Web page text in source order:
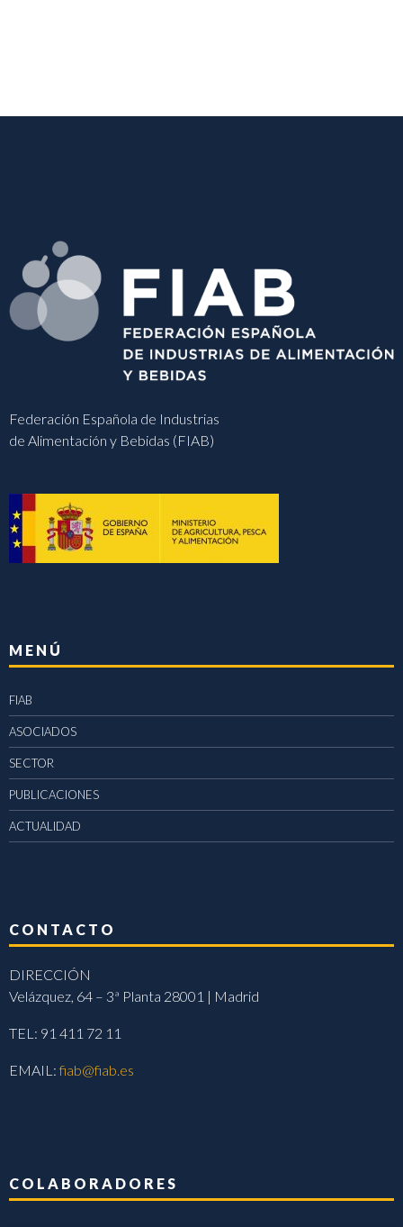
Federación Española de Industrias
de Alimentación y Bebidas (FIAB)
MENÚ
FIAB
ASOCIADOS
SECTOR
PUBLICACIONES
ACTUALIDAD
CONTACTO
DIRECCIÓN
Velázquez, 64 – 3ª Planta 28001 | Madrid
TEL: 91 411 72 11
EMAIL:fiab@fiab.es
COLABORADORES